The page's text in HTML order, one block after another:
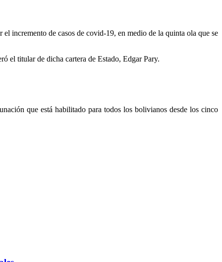
incremento de casos de covid-19, en medio de la quinta ola que se
el titular de dicha cartera de Estado, Edgar Pary.
que está habilitado para todos los bolivianos desde los cinco